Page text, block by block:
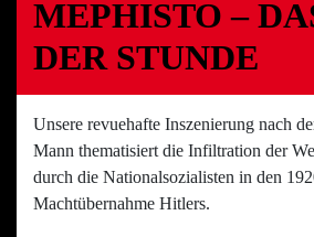
MEPHISTO –
DER STUNDE
Unsere revuehafte Inszenierung nach
Mann thematisiert die Infiltration der
durch die Nationalsozialisten in den
Machtübernahme Hitlers.